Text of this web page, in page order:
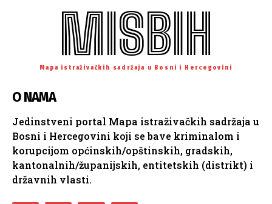
MISBIH
Mapa istraživačkih sadržaja u Bosni i Hercegovini
O NAMA
Jedinstveni portal Mapa istraživačkih sadržaja u
Bosni i Hercegovini koji se bave kriminalom i
korupcijom općinskih/opštinskih, gradskih,
kantonalnih/županijskih, entitetskih (distrikt) i
državnih vlasti.